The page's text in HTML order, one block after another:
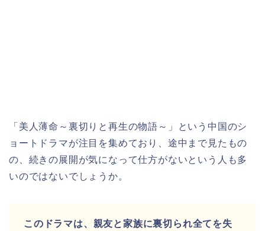
「美人薄命～裏切りと再生の物語～」という中国のシ
ョートドラマが注目を集めており、途中まで見たもの
の、続きの展開が気になって仕方がないという人も多
いのではないでしょうか。
このドラマは、親友と家族に裏切られ全てを失